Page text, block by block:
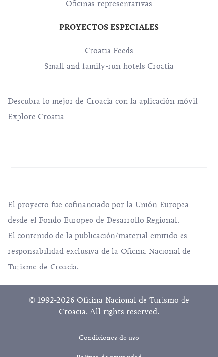
Oficinas representativas
PROYECTOS ESPECIALES
Croatia Feeds
Small and family-run hotels Croatia
Descubra lo mejor de Croacia con la aplicación móvil
Explore Croatia
El proyecto fue cofinanciado por la Unión Europea
desde el Fondo Europeo de Desarrollo Regional.
El contenido de la publicación/material emitido es
responsabilidad exclusiva de la Oficina Nacional de
Turismo de Croacia.
© 1992-2026 Oficina Nacional de Turismo de
Croacia. All rights reserved.
Condiciones de uso